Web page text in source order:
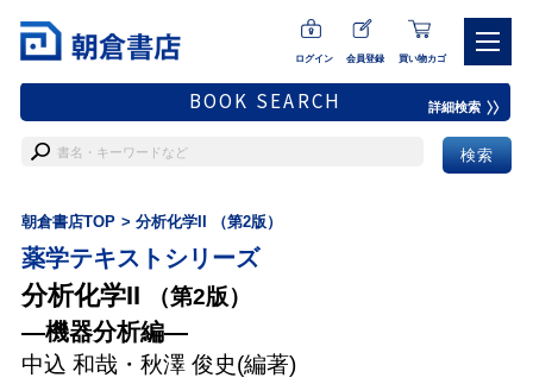
ログイン 会員登録 買い物カゴ
BOOK SEARCH 詳細検索
朝倉書店TOP 分析化学II （第2版）
薬学テキストシリーズ
分析化学II （第2版）
―機器分析編―
中込 和哉・ 秋澤 俊史(編著)